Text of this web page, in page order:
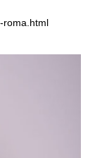
roma.html